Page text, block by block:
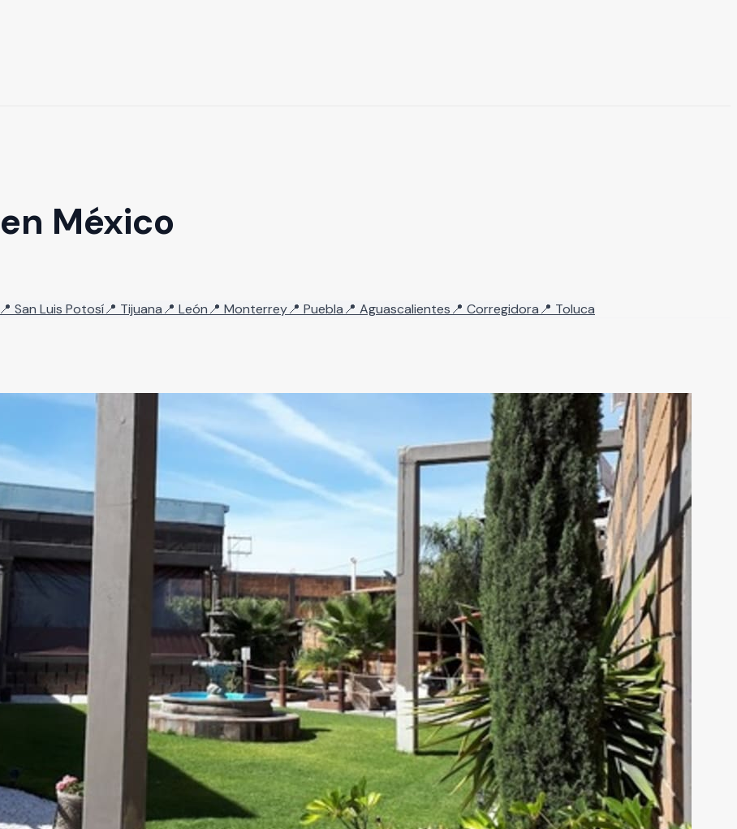
en México
📍 San Luis Potosí📍 Tijuana📍 León📍 Monterrey📍 Puebla📍 Aguascalientes📍 Corregidora📍 Toluca